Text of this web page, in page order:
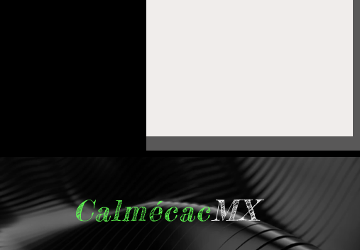
CalmécacMX